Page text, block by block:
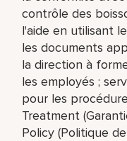
contrôle des
l'aide en utilisant
les documents
la direction à
les employés ;
pour les
Treatment
Policy (Politique